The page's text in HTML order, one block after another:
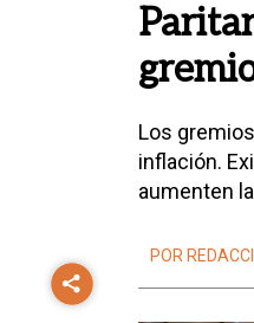
Los
inflación.
aumenten
POR